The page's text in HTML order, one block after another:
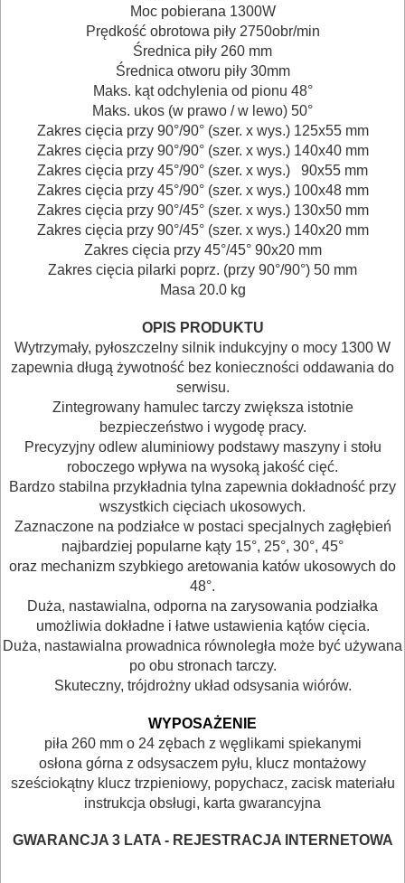
AKCESORIA
ELEKTRONARZĘDZI
MAGAZYNOWANIE
TRANSPORTOWANIE
POMIAROWE
NARZĘDZIA
BUDOWLANE
ELEKTRY..
GLAZURNICZE
AKCESORIA
MASZYNKI
URZĄDZENIA
BUDOWLANE
MASZYNY
NARZĘDZIA
BRUKARSKIE
OBRÓBKA
ręczne
do
podłóg
/
Moc pobierana 1300W
Prędkość obrotowa piły 2750obr/min
Średnica piły 260 mm
Średnica otworu piły 30mm
Maks. kąt odchylenia od pionu 48°
Maks. ukos (w prawo / w lewo) 50°
Zakres cięcia przy 90°/90° (szer. x wys.) 125x55 mm
Zakres cięcia przy 90°/90° (szer. x wys.) 140x40 mm
Zakres cięcia przy 45°/90° (szer. x wys.) 90x55 mm
Zakres cięcia przy 45°/90° (szer. x wys.) 100x48 mm
Zakres cięcia przy 90°/45° (szer. x wys.) 130x50 mm
Zakres cięcia przy 90°/45° (szer. x wys.) 140x20 mm
Zakres cięcia przy 45°/45° 90x20 mm
Zakres cięcia pilarki poprz. (przy 90°/90°) 50 mm
Masa 20.0 kg
OPIS PRODUKTU
Wytrzymały, pyłoszczelny silnik indukcyjny o mocy 1300 W
zapewnia długą żywotność bez konieczności oddawania do
serwisu.
Zintegrowany hamulec tarczy zwiększa istotnie
bezpieczeństwo i wygodę pracy.
Precyzyjny odlew aluminiowy podstawy maszyny i stołu
roboczego wpływa na wysoką jakość cięć.
Bardzo stabilna przykładnia tylna zapewnia dokładność przy
wszystkich cięciach ukosowych.
Zaznaczone na podziałce w postaci specjalnych zagłębień
najbardziej popularne kąty 15°, 25°, 30°, 45°
oraz mechanizm szybkiego aretowania katów ukosowych do
48°.
Duża, nastawialna, odporna na zarysowania podziałka
umożliwia dokładne i łatwe ustawienia kątów cięcia.
Duża, nastawialna prowadnica równoległa może być używana
po obu stronach tarczy.
Skuteczny, trójdrożny układ odsysania wiórów.
WYPOSAŻENIE
piła 260 mm o 24 zębach z węglikami spiekanymi
osłona górna z odsysaczem pyłu, klucz montażowy
sześciokątny klucz trzpieniowy, popychacz, zacisk materiału
instrukcja obsługi, karta gwarancyjna
GWARANCJA 3 LATA - REJESTRACJA INTERNETOWA